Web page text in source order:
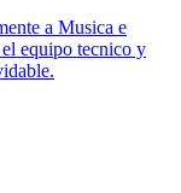
a Musica e
equipo tecnico y